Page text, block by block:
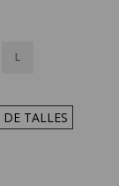
L
TALLES